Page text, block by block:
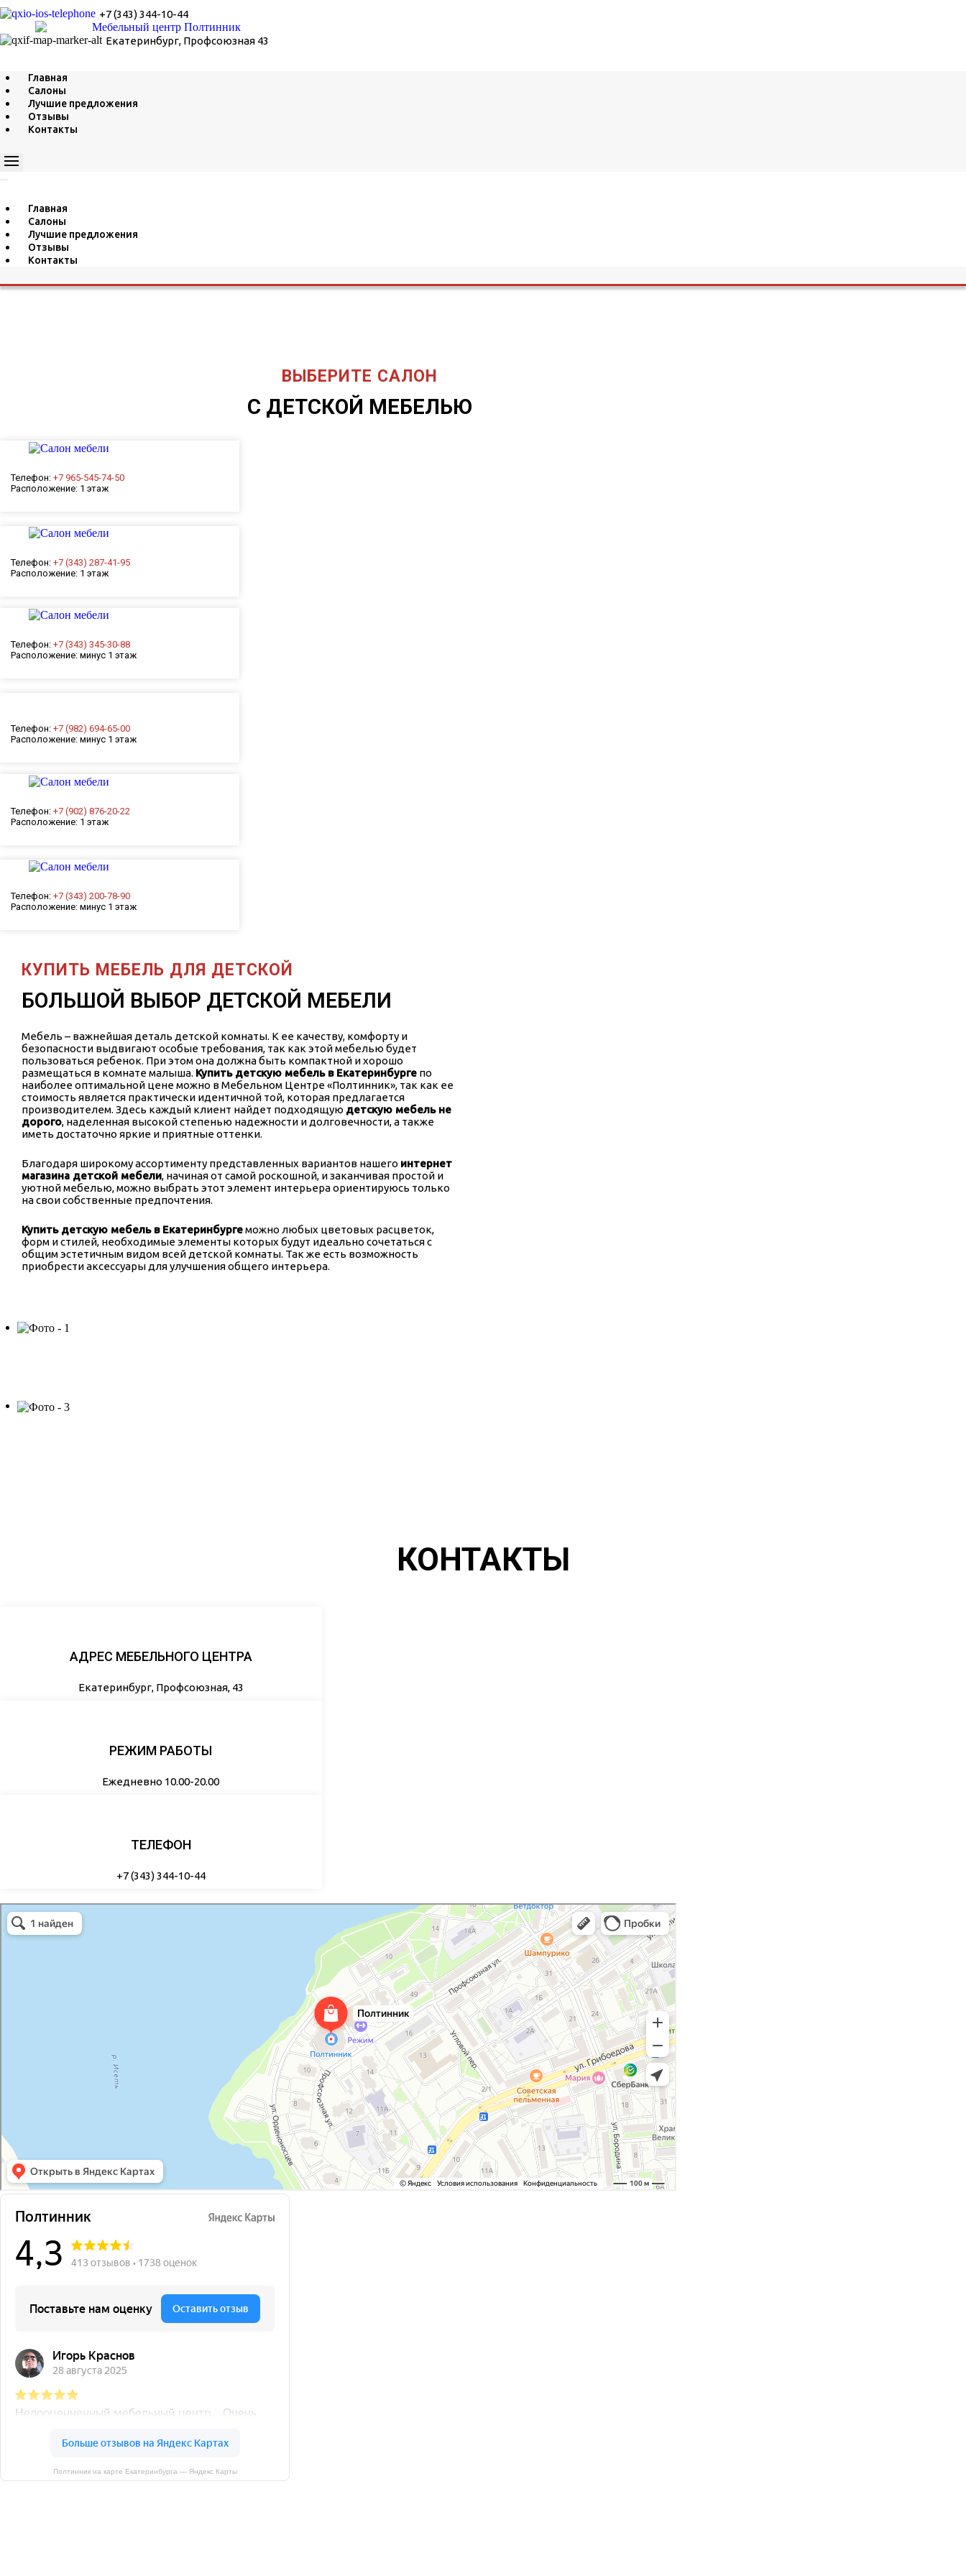
+7 (343) 344-10-44
Екатеринбург, Профсоюзная 43
Главная
Салоны
Лучшие предложения
Отзывы
Контакты
Главная
Салоны
Лучшие предложения
Отзывы
Контакты
ВЫБЕРИТЕ САЛОН
С ДЕТСКОЙ МЕБЕЛЬЮ
Телефон: +7 965-545-74-50
Расположение: 1 этаж
Телефон: +7 (343) 287-41-95
Расположение: 1 этаж
Телефон: +7 (343) 345-30-88
Расположение: минус 1 этаж
Телефон: +7 (982) 694-65-00
Расположение: минус 1 этаж
Телефон: +7 (902) 876-20-22
Расположение: 1 этаж
Телефон: +7 (343) 200-78-90
Расположение: минус 1 этаж
КУПИТЬ МЕБЕЛЬ ДЛЯ ДЕТСКОЙ
БОЛЬШОЙ ВЫБОР ДЕТСКОЙ МЕБЕЛИ
Мебель – важнейшая деталь детской комнаты. К ее качеству, комфорту и
безопасности выдвигают особые требования, так как этой мебелью будет
пользоваться ребенок. При этом она должна быть компактной и хорошо
размещаться в комнате малыша. Купить детскую мебель в Екатеринбурге по
наиболее оптимальной цене можно в Мебельном Центре «Полтинник», так как ее
стоимость является практически идентичной той, которая предлагается
производителем. Здесь каждый клиент найдет подходящую детскую мебель не
дорого, наделенная высокой степенью надежности и долговечности, а также
иметь достаточно яркие и приятные оттенки.
Благодаря широкому ассортименту представленных вариантов нашего интернет
магазина детской мебели, начиная от самой роскошной, и заканчивая простой и
уютной мебелью, можно выбрать этот элемент интерьера ориентируюсь только
на свои собственные предпочтения.
Купить детскую мебель в Екатеринбургеможно любых цветовых расцветок,
форм и стилей, необходимые элементы которых будут идеально сочетаться с
общим эстетичным видом всей детской комнаты. Так же есть возможность
приобрести аксессуары для улучшения общего интерьера.
КОНТАКТЫ
АДРЕС МЕБЕЛЬНОГО ЦЕНТРА
Екатеринбург, Профсоюзная, 43
РЕЖИМ РАБОТЫ
Ежедневно 10.00-20.00
ТЕЛЕФОН
+7 (343) 344-10-44
Полтинник
Магазин мебели в Екатеринбурге
Корпусная мебель в Екатеринбурге
Полтинник на карте Екатеринбурга — Яндекс Карты